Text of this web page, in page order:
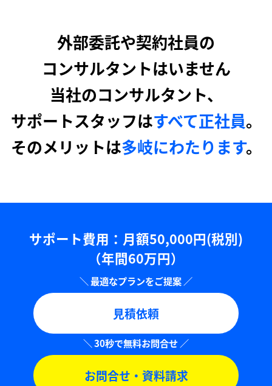
外部委託や契約社員の
コンサルタントはいません
当社のコンサルタント、
サポートスタッフはすべて正社員。
そのメリットは多岐にわたります。
サポート費用：⽉額50,000円(税別)
（年間60万円）
見積依頼
お問合せ・資料請求